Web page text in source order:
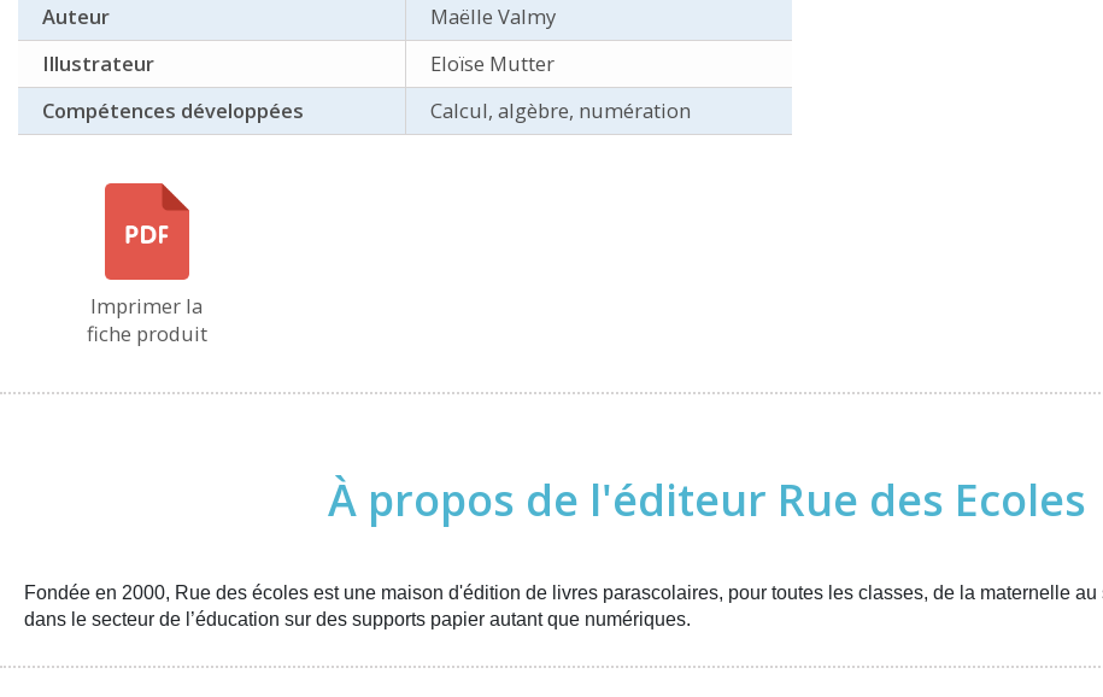
Auteur
Maëlle Valmy
Illustrateur
Eloïse Mutter
Compétences développées
Calcul, algèbre, numération
Imprimer la
fiche produit
À propos de l'éditeur Rue des Ecoles
Fondée en 2000, Rue des écoles est une maison d'édition de livres parascolaires, pour toutes les classes, de la maternelle
dans le secteur de l’éducation sur des supports papier autant que numériques.